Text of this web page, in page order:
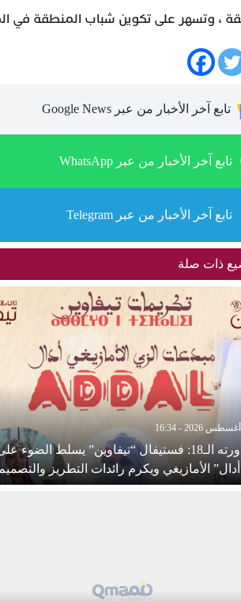
، وتسهر على تكوين شباب المنطقة في
تابع آخر الأخبار من عبر Google News
تابع آخر الأخبار من عبر WhatsApp
تابع آخر الأخبار من عبر Telegram
ذات صلة
في دورته الـ18: فستيفال “تيفاوين” يسلط الضوء
الأمازيغي ويكرم رائدات التطريز والتصميم
الصغير